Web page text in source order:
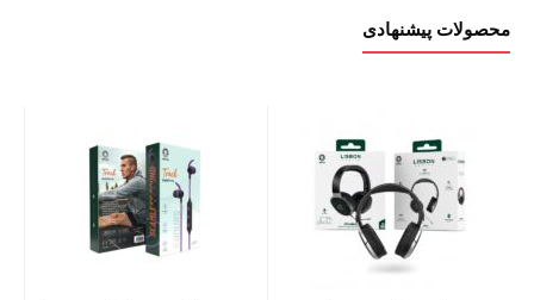
محصولات پیشنهادی